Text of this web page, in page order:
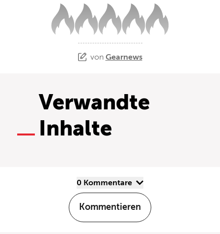
von Gearnews
Verwandte
Inhalte
0 Kommentare
Kommentieren